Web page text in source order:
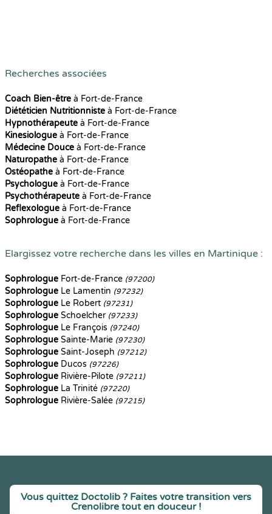
Recherches associées
Coach Bien-être à Fort-de-France
Diététicien Nutritionniste à Fort-de-France
Hypnothérapeute à Fort-de-France
Kinesiologue à Fort-de-France
Médecine Douce à Fort-de-France
Naturopathe à Fort-de-France
Ostéopathe à Fort-de-France
Psychologue à Fort-de-France
Psychothérapeute à Fort-de-France
Reflexologue à Fort-de-France
Sophrologue à Fort-de-France
Elargissez votre recherche dans les villes en Martinique :
Sophrologue Fort-de-France (97200)
Sophrologue Le Lamentin (97232)
Sophrologue Le Robert (97231)
Sophrologue Schoelcher (97233)
Sophrologue Le François (97240)
Sophrologue Sainte-Marie (97230)
Sophrologue Saint-Joseph (97212)
Sophrologue Ducos (97226)
Sophrologue Rivière-Pilote (97211)
Sophrologue La Trinité (97220)
Sophrologue Rivière-Salée (97215)
Vous quittez Doctolib ? Faites votre transition vers
Crenolibre tout en douceur !